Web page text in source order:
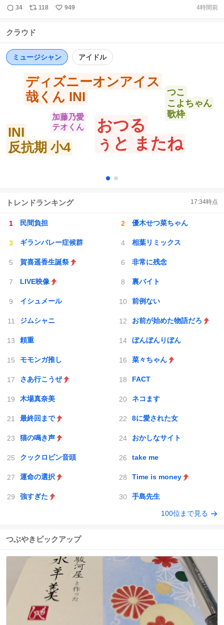
嬉しすぎる〜！！ #AKBが好きish
返
数
34
リ
ス
数
118
い
949 4時間前
クラウド
ミュージシャン アイドル
おつる
ぅと またね
ディズニーオンアイス
哉くん INI
INI
反抗期 小4
つこ
こよちゃん
歌枠
加藤乃愛
テオくん
トレンドランキング 17:34時点
民間負担 優木せつ菜ちゃん
ギランバレー症候群 相葉リミックス
賀喜遥香生誕祭 非常に残念
LIVE映像 裏バイト
イシュメール 前例ない
ジムシャニ お前が始めた物語だろ
頼重 ぼんぼんりぼん
モモンガ推し 菜々ちゃん
さあ行こうぜ FACT
木場真奈美 ネコます
最終回まで 8に愛された女
猫の鳴き声 おかしなサイト
クックロビン音頭 take me
運命の選択 Time is money
強すぎた 手島先生
100位まで見る
つぶやきピックアップ